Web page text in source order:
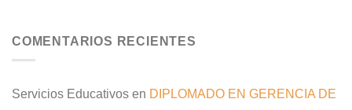
COMENTARIOS RECIENTES
Servicios Educativos en DIPLOMADO EN GERENCIA DE